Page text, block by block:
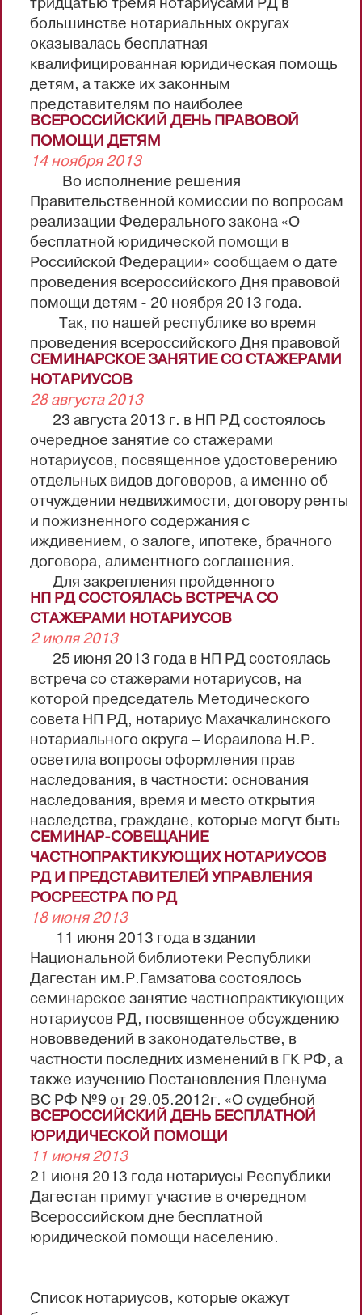
совершение исполнительных надписей.
В рамках рассмотрения вопроса
повестки дня по принятию в депозит
нотариуса...
большинстве нотариальных округах
оказывалась бесплатная
квалифицированная юридическая помощь
детям, а также их законным
представителям по наиболее
животрепещущим вопросам. В этот день за
консультацией к нотариусам по Республике
Дагестан обратились 579 граждан, которым
оказана правовая помощь
В частности из анализа поступивших
вопросов и предоставленных ответов
усматривается, что наиболее актуальным
на сегодняшний день в сфере оказания
нотариальных услуг...
ВСЕРОССИЙСКИЙ ДЕНЬ ПРАВОВОЙ
ПОМОЩИ ДЕТЯМ
14 ноября 2013
Во исполнение решения
Правительственной комиссии по вопросам
реализации Федерального закона «О
бесплатной юридической помощи в
Российской Федерации» сообщаем о дате
проведения всероссийского Дня правовой
помощи детям - 20 ноября 2013 года.
Так, по нашей республике во время
проведения всероссийского Дня правовой
помощи детям будут задействованы 30
нотариусов (список с адресами и
телефонами прилагается).
Примерная тематика сообщений:
- проблемы, возникающие при
использовании материнского (семейного)
капитала;
- способен ли нотариат защитить
авторские права...
СЕМИНАРСКОЕ ЗАНЯТИЕ СО СТАЖЕРАМИ
НОТАРИУСОВ
28 августа 2013
23 августа 2013 г. в НП РД состоялось
очередное занятие со стажерами
нотариусов, посвященное удостоверению
отдельных видов договоров, а именно об
отчуждении недвижимости, договору ренты
и пожизненного содержания с
иждивением, о залоге, ипотеке, брачного
договора, алиментного соглашения.
Для закрепления пройденного
материала стажёрам было предложено
пройти тестирование.
НП РД СОСТОЯЛАСЬ ВСТРЕЧА СО
СТАЖЕРАМИ НОТАРИУСОВ
2 июля 2013
25 июня 2013 года в НП РД состоялась
встреча со стажерами нотариусов, на
которой председатель Методического
совета НП РД, нотариус Махачкалинского
нотариального округа – Исраилова Н.Р.
осветила вопросы оформления прав
наследования, в частности: основания
наследования, время и место открытия
наследства, граждане, которые могут быть
наследниками, наследники по закону,
право на обязательную долю в наследстве,
права супруга при наследовании,
истребование необходимых документов
для выдачи свидетельств о праве на
наследство (в свете Постановления ВС РФ
№9 от 29.05.2012г. «О судебной практике...
СЕМИНАР-СОВЕЩАНИЕ
ЧАСТНОПРАКТИКУЮЩИХ НОТАРИУСОВ
РД И ПРЕДСТАВИТЕЛЕЙ УПРАВЛЕНИЯ
РОСРЕЕСТРА ПО РД
18 июня 2013
11 июня 2013 года в здании
Национальной библиотеки Республики
Дагестан им.Р.Гамзатова состоялось
семинарское занятие частнопрактикующих
нотариусов РД, посвященное обсуждению
нововведений в законодательстве, в
частности последних изменений в ГК РФ, а
также изучению Постановления Пленума
ВС РФ №9 от 29.05.2012г. «О судебной
практики по делам о наследовании» под
руководством члена Методического совета
НП РД, члена Правления НП РД - нотариуса
Махачкалинского нотариального округа
А.С.Рамазановой.
В семинаре приняли участие гости от
Управления Федеральной службы
ВСЕРОССИЙСКИЙ ДЕНЬ БЕСПЛАТНОЙ
ЮРИДИЧЕСКОЙ ПОМОЩИ
11 июня 2013
21 июня 2013 года нотариусы Республики
Дагестан примут участие в очередном
Всероссийском дне бесплатной
юридической помощи населению.
Список нотариусов, которые окажут